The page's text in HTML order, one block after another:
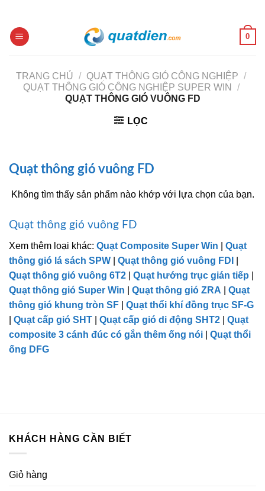
content
0
TRANG CHỦ / QUẠT THÔNG GIÓ CÔNG NGHIỆP /
QUẠT THÔNG GIÓ CÔNG NGHIỆP SUPER WIN
/
QUẠT THÔNG GIÓ VUÔNG FD
LỌC
Quạt thông gió vuông FD
Không tìm thấy sản phẩm nào khớp với lựa chọn của bạn.
Quạt thông gió vuông FD
Xem thêm loại khác: Quạt Composite Super Win
Quạt
thông gió lá sách SPW
Quạt thông gió vuông FDI
Quạt thông gió vuông 6T2
Quạt hướng trục gián tiếp
Quạt thông gió Super Win
Quạt thông gió ZRA
Quạt
thông gió khung tròn SF
Quạt thổi khí đồng trục SF-G
Quạt cấp gió SHT Quạt cấp gió di động SHT2
Quạt
composite 3 cánh đúc có gắn thêm ống nói
Quạt thổi
ống DFG
KHÁCH HÀNG CẦN BIẾT
Giỏ hàng